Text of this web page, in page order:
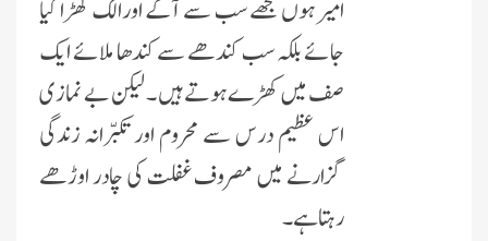
امیر ہوں مجھے سب سے آگے اورالگ کھڑا کیا
جائے بلکہ سب کندھے سے کندھا ملائے ایک
صف میں کھڑے ہوتے ہیں ۔ لیکن بے نمازی
اس عظیم درس سے محروم اور تکبّرانہ زندگی
گزارنے میں مصروف غفلت کی چادر اوڑھے
رہتا ہے۔